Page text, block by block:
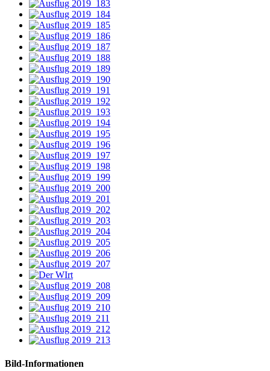
Bild-Informationen